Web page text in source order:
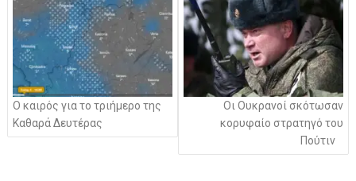
Ο καιρός για το τριήμερο της
Καθαρά Δευτέρας
Οι Ουκρανοί σκότωσαν
κορυφαίο στρατηγό του
Πούτιν